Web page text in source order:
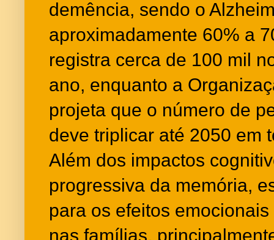
demência, sendo o
aproximadamente 60% a
registra cerca de 100 mil
ano, enquanto a
projeta que o número de
deve triplicar até 2050 em
Além dos impactos
progressiva da memória,
para os efeitos
nas famílias,